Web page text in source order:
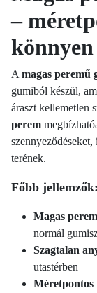
–
A magas peremű
gumiból készül,
áraszt kellemetlen
perem
terének.
Főbb jellemzők:
Magas
normál
Szagtalan
utastérben
Méretpontos